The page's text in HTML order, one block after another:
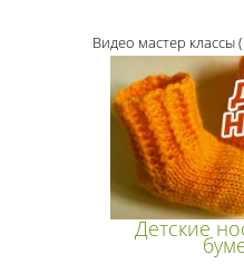
Видео мастер классы(
Детские